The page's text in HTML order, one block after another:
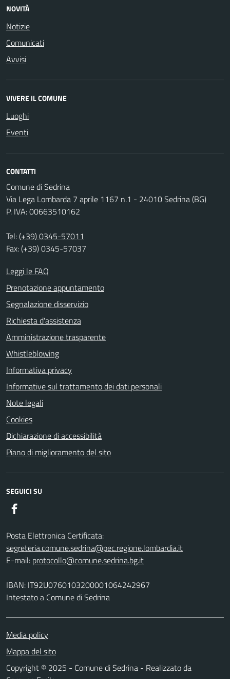
NOVITÀ
Notizie
Comunicati
Avvisi
VIVERE IL COMUNE
Luoghi
Eventi
CONTATTI
Comune di Sedrina
Via Lega Lombarda 7 aprile 1167 n.1 - 24010 Sedrina (BG)
P. IVA: 00663510162
Tel:(+39) 0345-57011
Fax: (+39) 0345-57037
Leggi le FAQ
Prenotazione appuntamento
Segnalazione disservizio
Richiesta d'assistenza
Amministrazione trasparente
Whistleblowing
Informativa privacy
Informative sul trattamento dei dati personali
Note legali
Cookies
Dichiarazione di accessibilità
Piano di miglioramento del sito
SEGUICI SU
Posta Elettronica Certificata:
segreteria.comune.sedrina@pec.regione.lombardia.it
E-mail: protocollo@comune.sedrina.bg.it
IBAN: IT92U0760103200001064242967
Intestato a Comune di Sedrina
Media policy
Mappa del sito
Copyright © 2025 - Comune di Sedrina - Realizzato da